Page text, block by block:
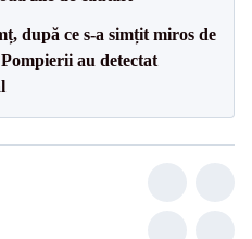
după ce s-a simțit miros de
au detectat